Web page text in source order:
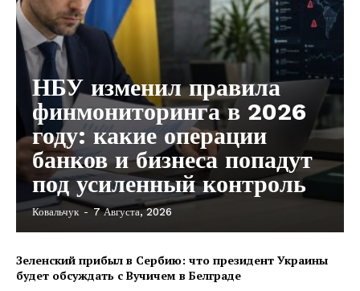
НБУ изменил правила
финмониторинга в 2026
году: какие операции
банков и бизнеса попадут
под усиленный контроль
Ковальчук - 7 Августа, 2026
Зеленский прибыл в Сербию: что президент Украины
будет обсуждать с Вучичем в Белграде